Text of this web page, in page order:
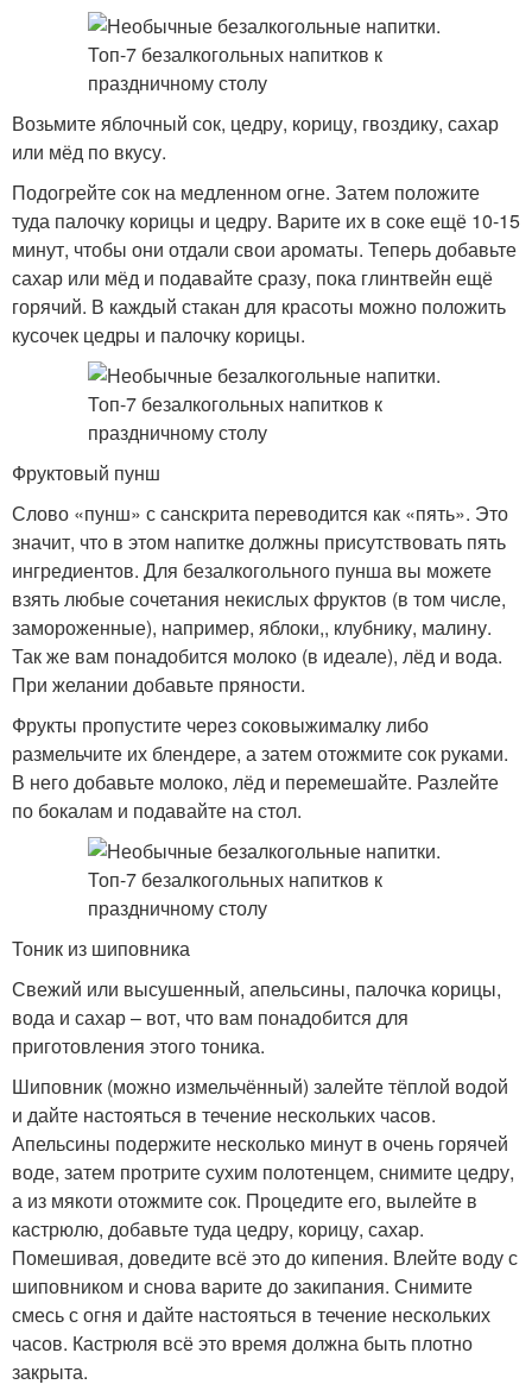
Возьмите яблочный сок, цедру, корицу, гвоздику, сахар
или мёд по вкусу.
Подогрейте сок на медленном огне. Затем положите
туда палочку корицы и цедру. Варите их в соке ещё 10-15
минут, чтобы они отдали свои ароматы. Теперь добавьте
сахар или мёд и подавайте сразу, пока глинтвейн ещё
горячий. В каждый стакан для красоты можно положить
кусочек цедры и палочку корицы.
Фруктовый пунш
Слово «пунш» с санскрита переводится как «пять». Это
значит, что в этом напитке должны присутствовать пять
ингредиентов. Для безалкогольного пунша вы можете
взять любые сочетания некислых фруктов (в том числе,
замороженные), например, яблоки,, клубнику, малину.
Так же вам понадобится молоко (в идеале), лёд и вода.
При желании добавьте пряности.
Фрукты пропустите через соковыжималку либо
размельчите их блендере, а затем отожмите сок руками.
В него добавьте молоко, лёд и перемешайте. Разлейте
по бокалам и подавайте на стол.
Тоник из шиповника
Свежий или высушенный, апельсины, палочка корицы,
вода и сахар – вот, что вам понадобится для
приготовления этого тоника.
Шиповник (можно измельчённый) залейте тёплой водой
и дайте настояться в течение нескольких часов.
Апельсины подержите несколько минут в очень горячей
воде, затем протрите сухим полотенцем, снимите цедру,
а из мякоти отожмите сок. Процедите его, вылейте в
кастрюлю, добавьте туда цедру, корицу, сахар.
Помешивая, доведите всё это до кипения. Влейте воду с
шиповником и снова варите до закипания. Снимите
смесь с огня и дайте настояться в течение нескольких
часов. Кастрюля всё это время должна быть плотно
закрыта.